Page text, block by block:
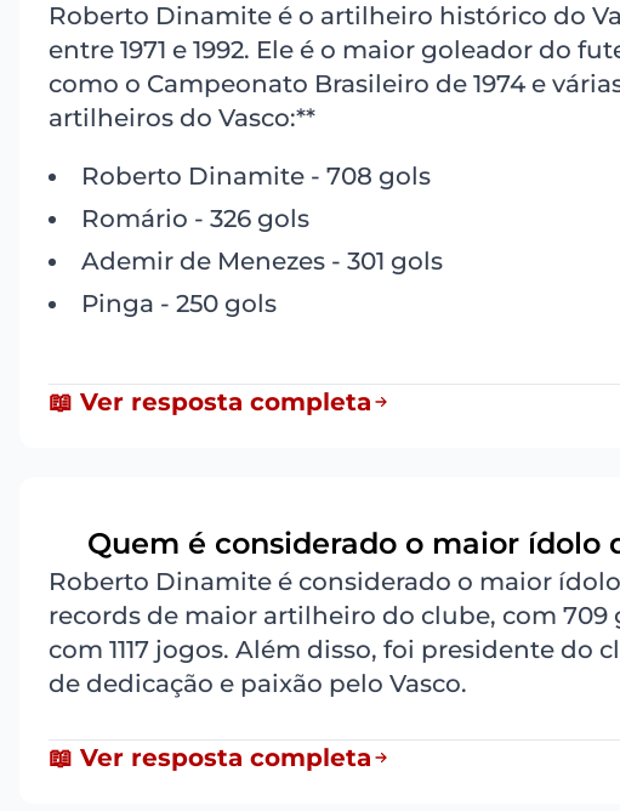
Roberto Dinamite é o artilheiro histórico do
entre 1971 e 1992. Ele é o maior goleador do
como o Campeonato Brasileiro de 1974 e
artilheiros do Vasco:**
Roberto Dinamite - 708 gols
Romário - 326 gols
Ademir de Menezes - 301 gols
Pinga - 250 gols
📖 Ver resposta completa
Quem é considerado o maior ídolo
Roberto Dinamite é considerado o maior
records de maior artilheiro do clube, com
com 1117 jogos. Além disso, foi presidente do
de dedicação e paixão pelo Vasco.
📖 Ver resposta completa